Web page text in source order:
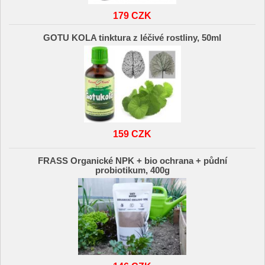
179 CZK
GOTU KOLA tinktura z léčivé rostliny, 50ml
159 CZK
FRASS Organické NPK + bio ochrana + půdní
probiotikum, 400g